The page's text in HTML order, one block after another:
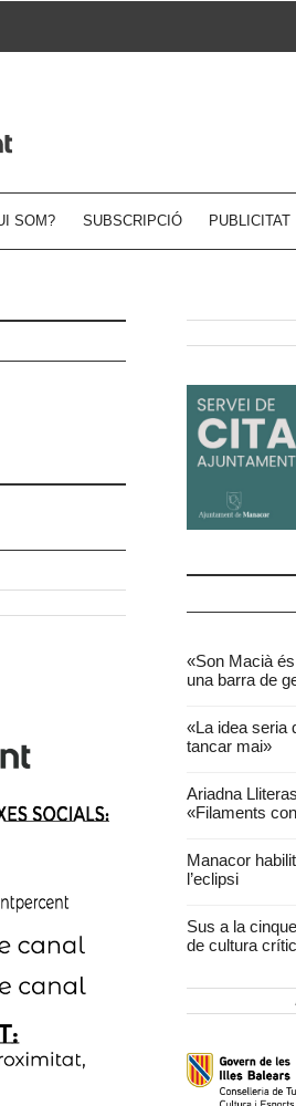
SOM? SUBSCRIPCIÓ PUBLICITAT
«Son Macià
una barra de
«La idea seria
tancar mai»
Ariadna
«Filaments
Manacor
l’eclipsi
Sus a la
de cultura